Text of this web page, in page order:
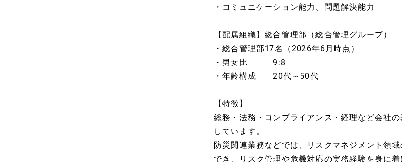
・コミュニケーション能力、問題解決能力
【配属組織】総合管理部（総合管理グループ）
・総合管理部17名（2026年6月時点）
・男女比 9:8
・年齢構成 20代～50代
【特徴】
総務・法務・コンプライアンス・経理など会社
しています。
防災関連業務などでは、リスクマネジメント領
でき、リスク管理や危機対応の実務経験を身に着